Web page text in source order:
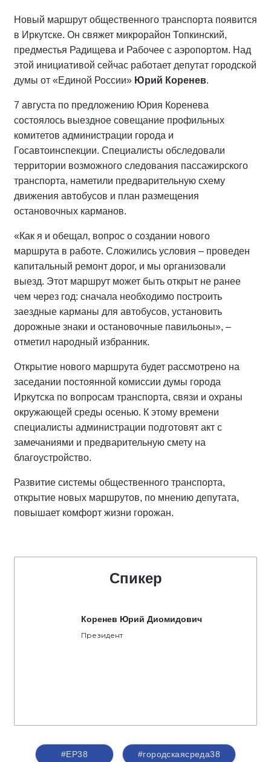
Новый маршрут общественного транспорта появится
в Иркутске. Он свяжет микрорайон Топкинский,
предместья Радищева и Рабочее с аэропортом. Над
этой инициативой сейчас работает депутат городской
думы от «Единой России» Юрий Коренев.
7 августа по предложению Юрия Коренева
состоялось выездное совещание профильных
комитетов администрации города и
Госавтоинспекции. Специалисты обследовали
территории возможного следования пассажирского
транспорта, наметили предварительную схему
движения автобусов и план размещения
остановочных карманов.
«Как я и обещал, вопрос о создании нового
маршрута в работе. Сложились условия – проведен
капитальный ремонт дорог, и мы организовали
выезд. Этот маршрут может быть открыт не ранее
чем через год: сначала необходимо построить
заездные карманы для автобусов, установить
дорожные знаки и остановочные павильоны», –
отметил народный избранник.
Открытие нового маршрута будет рассмотрено на
заседании постоянной комиссии думы города
Иркутска по вопросам транспорта, связи и охраны
окружающей среды осенью. К этому времени
специалисты администрации подготовят акт с
замечаниями и предварительную смету на
благоустройство.
Развитие системы общественного транспорта,
открытие новых маршрутов, по мнению депутата,
повышает комфорт жизни горожан.
Спикер
Коренев Юрий Диомидович
Президент
#ЕР38 #городскаясреда38